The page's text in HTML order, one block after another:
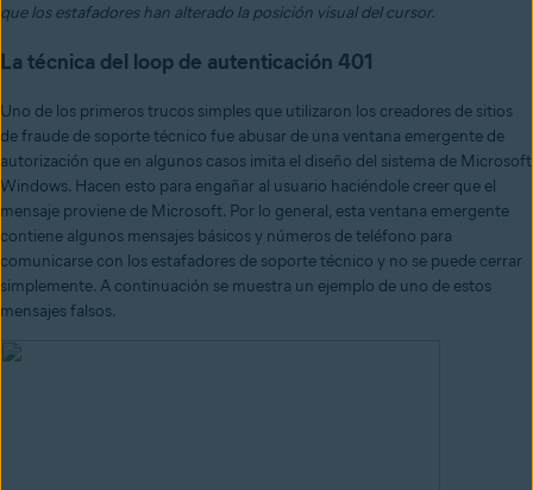
que los estafadores han alterado la posición visual del cursor.
La técnica del loop de autenticación 401
Uno de los primeros trucos simples que utilizaron los creadores de sitios
de fraude de soporte técnico fue abusar de una ventana emergente de
autorización que en algunos casos imita el diseño del sistema de Microsoft
Windows. Hacen esto para engañar al usuario haciéndole creer que el
mensaje proviene de Microsoft. Por lo general, esta ventana emergente
contiene algunos mensajes básicos y números de teléfono para
comunicarse con los estafadores de soporte técnico y no se puede cerrar
simplemente. A continuación se muestra un ejemplo de uno de estos
mensajes falsos.